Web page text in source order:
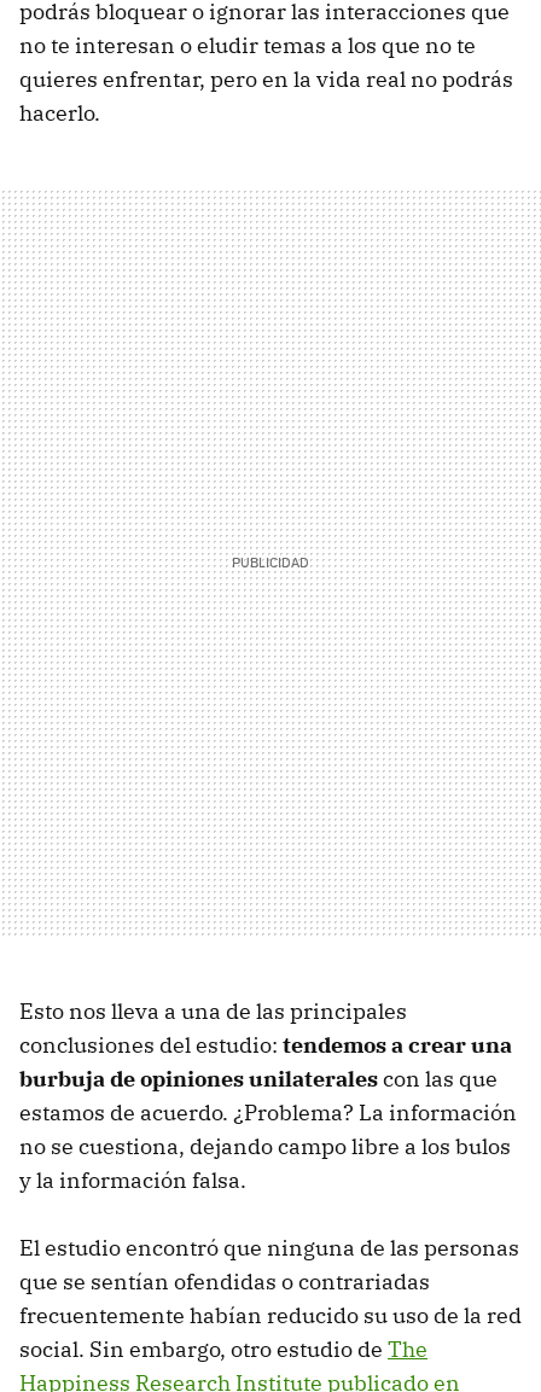
podrás bloquear o ignorar las interacciones que
no te interesan o eludir temas a los que no te
quieres enfrentar, pero en la vida real no podrás
hacerlo.
Esto nos lleva a una de las principales
conclusiones del estudio: tendemos a crear una
burbuja de opiniones unilateralescon las que
estamos de acuerdo. ¿Problema? La información
no se cuestiona, dejando campo libre a los bulos
y la información falsa.
El estudio encontró que ninguna de las personas
que se sentían ofendidas o contrariadas
frecuentemente habían reducido su uso de la red
social. Sin embargo, otro estudio de The
Happiness Research Institute publicado en